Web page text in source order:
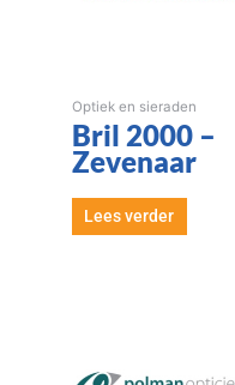
Optiek en sieraden
Bril 2000 –
Zevenaar
Lees verder